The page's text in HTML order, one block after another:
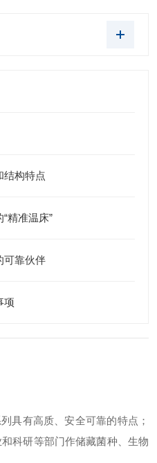
结构特点
精准温床”
可靠伙伴
项
具有高质、安全可靠的特点；
科研等部门作储藏菌种、生物